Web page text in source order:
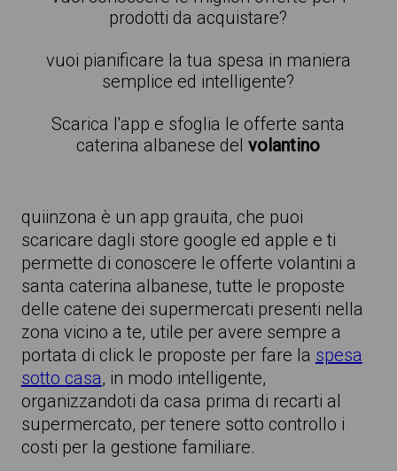
prodotti da acquistare?
vuoi pianificare la tua spesa in maniera
semplice ed intelligente?
Scarica l'app e sfoglia le offerte santa
caterina albanese delvolantino
quiinzona è un app grauita, che puoi
scaricare dagli store google ed apple e ti
permette di conoscere le offerte volantini a
santa caterina albanese, tutte le proposte
delle catene dei supermercati presenti nella
zona vicino a te, utile per avere sempre a
portata di click le proposte per fare la spesa
sotto casa, in modo intelligente,
organizzandoti da casa prima di recarti al
supermercato, per tenere sotto controllo i
costi per la gestione familiare.